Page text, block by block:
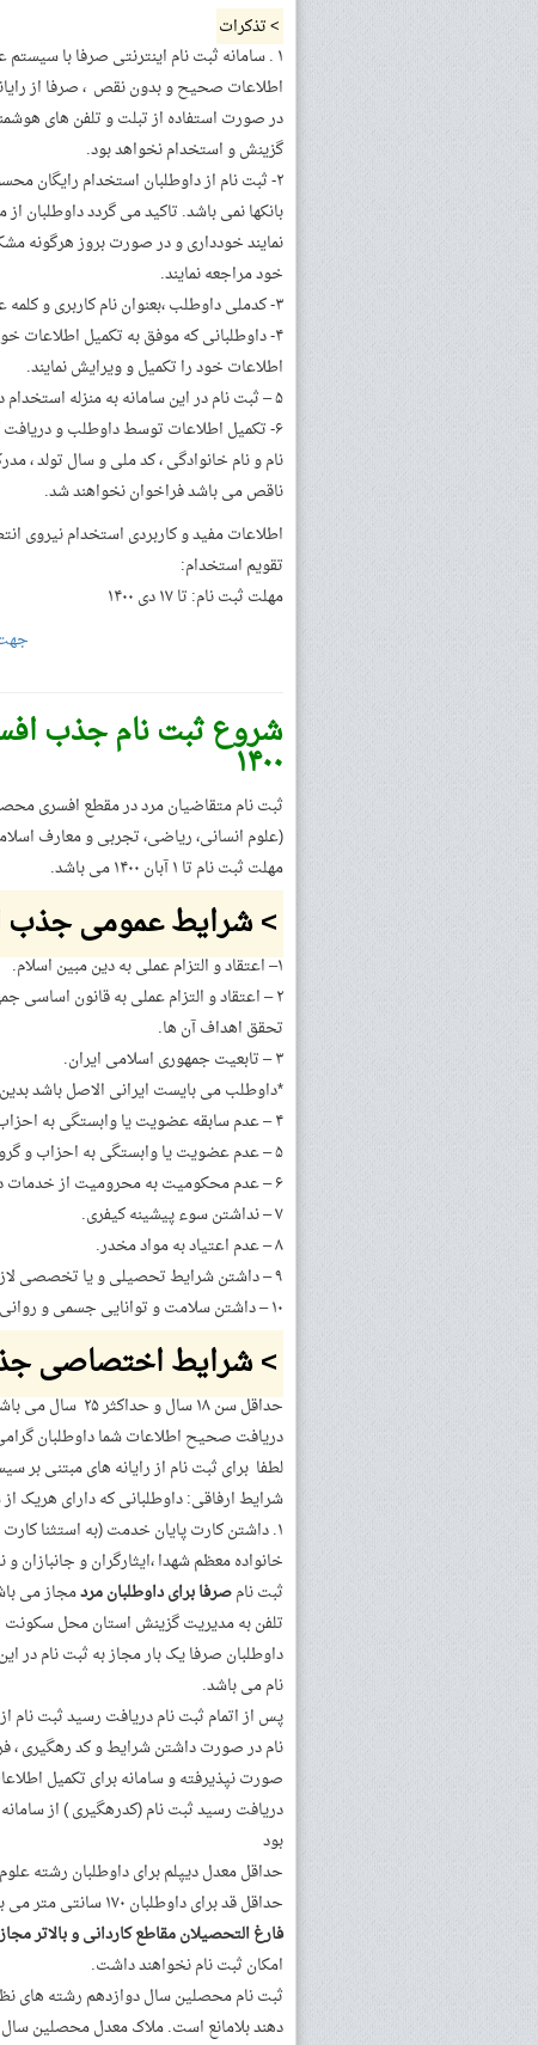
> تذکرات
۱ . سامانه ثبت نام اینترنتی صرفا با
اطلاعات صحیح و بدون نقص ، صرفا از
در صورت استفاده از تبلت و تلفن های
گزینش و استخدام نخواهد بود.
۲- ثبت نام از داوطلبان استخدام رایگان
بانکها نمی باشد. تاکید می گردد
نمایند خودداری و در صورت بروز هرگونه
خود مراجعه نمایند.
۳- کدملی داوطلب ،بعنوان نام کاربری و کلمه عبور ، برای ورود سامانه ثبت نام اینترنتی در نظرگرفته شده است.
۴- داوطلبانی که موفق به تکمیل اطلاعات
اطلاعات خود را تکمیل و ویرایش نمایند.
۵ – ثبت نام در این سامانه به منزله استخدام در ناجا محسوب نمی گردد.
۶- تکمیل اطلاعات توسط داوطلب و دریافت
نام و نام خانوادگی ، کد ملی و سال تولد ،
ناقص می باشد فراخوان نخواهند شد.
اطلاعات مفید و کاربردی استخدام نیروی
تقویم استخدام:
مهلت ثبت نام: تا ۱۷ دی ۱۴۰۰
۱۴۰۰
ثبت نام متقاضیان مرد در مقطع افسری
(علوم انسانی، ریاضی، تجربی و معارف
مهلت ثبت نام تا ۱ آبان ۱۴۰۰ می باشد.
> شرایط عمومی جذب
۱– اعتقاد و التزام عملی به دین مبین اسلام.
۲ – اعتقاد و التزام عملی به قانون اساسی
تحقق اهداف آن ها.
۳ – تابعیت جمهوری اسلامی ایران.
*داوطلب می بایست ایرانی الاصل باشد بدین
۴ – عدم سابقه عضویت یا وابستگی به احزاب و گروههای سیاسی و معارض با نظام جمهوری اسلامی ایران.
۵ – عدم عضویت یا وابستگی به احزاب و گروههای سیاسی در زمان تقاضای استخدام.
۶ – عدم محکومیت به محرومیت از خدمات دولتی.
۷ – نداشتن سوء پیشینه کیفری.
۸ – عدم اعتیاد به مواد مخدر.
۹ – داشتن شرایط تحصیلی و یا تخصصی لازم برای خدمت مورد نظر.
۱۰ – داشتن سلامت و توانایی جسمی و روانی متناسب با خدمت مورد نظر.
> شرایط اختصاصی
دریافت صحیح اطلاعات شما داوطلبان
لطفا برای ثبت نام از رایانه های مبتنی بر
شرایط ارفاقی: داوطلبانی که دارای هریک
خانواده معظم شهدا ،ایثارگران و
ثبت نامصرفا برای داوطلبان مردمجاز می
تلفن به مدیریت گزینش استان محل سکونت
داوطلبان صرفا یک بار مجاز به ثبت نام در
نام می باشد.
پس از اتمام ثبت نام دریافت رسید ثبت نام
نام در صورت داشتن شرایط و کد رهگیری ،
صورت نپذیرفته و سامانه برای تکمیل
دریافت رسید ثبت نام (کدرهگیری ) از
بود
حداقل معدل دیپلم برای داوطلبان رشته علوم انسانی ۱۵ و سایر رشته های
حداقل قد برای داوطلبان ۱۷۰ سانتی متر می باشد.
فارغ التحصیلان مقاطع کاردانی و بالاتر
امکان ثبت نام نخواهند داشت.
دهند بلامانع است. ملاک معدل محصلین